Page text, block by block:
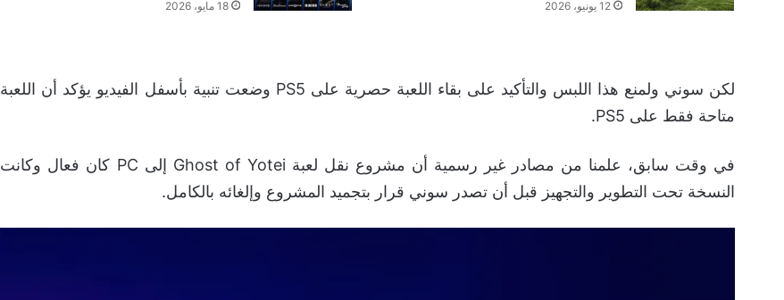
12 يونيو، 2026 18 مايو، 2026
لكن سوني ولمنع هذا اللبس والتأكيد على بقاء اللعبة حصرية على PS5 وضعت تنبية بأسفل الفيديو يؤكد أن اللعبة
متاحة فقط على PS5.
في وقت سابق، علمنا من مصادر غير رسمية أن مشروع نقل لعبة Ghost of Yotei إلى PC كان فعال وكانت
النسخة تحت التطوير والتجهيز قبل أن تصدر سوني قرار بتجميد المشروع وإلغائه بالكامل.